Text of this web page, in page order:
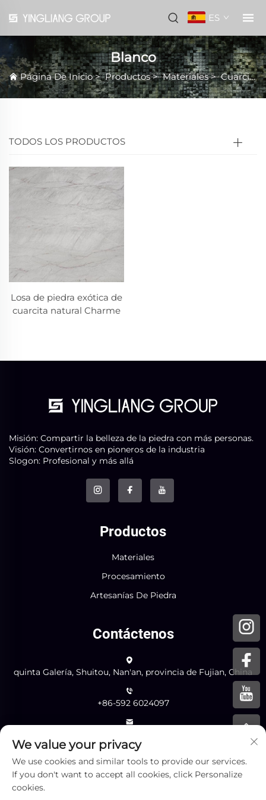
ES
Blanco
Página De Inicio>Productos>Materiales>Cuarcita natural
TODOS LOS PRODUCTOS
Losa de piedra exótica de
cuarcita natural Charme
Misión: Compartir la belleza de la piedra con más personas.
Visión: Convertirnos en pioneros de la industria
Slogon: Profesional y más allá
Productos
Materiales
Procesamiento
Artesanías De Piedra
Contáctenos
quinta Galería, Shuitou, Nan'an, provincia de Fujian, China
+86-592 6024097
Enviar
We value your privacy
We use cookies and similar tools to provide our services.
If you don't want to accept all cookies, click Personalize
cookies.